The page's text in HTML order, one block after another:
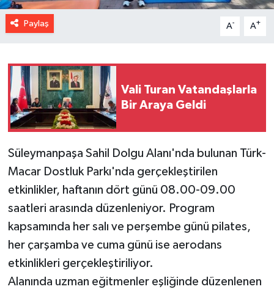
Paylaş A- A+
Vali Turan Vatandaşlarla
Bir Araya Geldi
Süleymanpaşa Sahil Dolgu Alanı'nda bulunan Türk-
Macar Dostluk Parkı'nda gerçekleştirilen
etkinlikler, haftanın dört günü 08.00-09.00
saatleri arasında düzenleniyor. Program
kapsamında her salı ve perşembe günü pilates,
her çarşamba ve cuma günü ise aerodans
etkinlikleri gerçekleştiriliyor.
Alanında uzman eğitmenler eşliğinde düzenlenen